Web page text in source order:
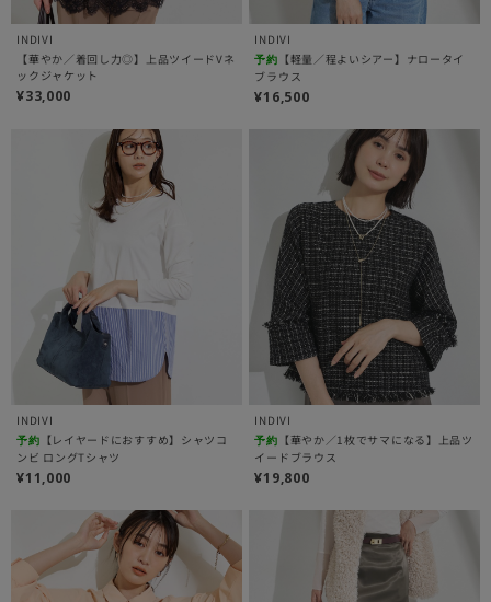
INDIVI
【華やか／着回し力◎】上品ツイードVネ
ックジャケット
¥33,000
INDIVI
予約 【軽量／程よいシアー】ナロータイ
ブラウス
¥16,500
INDIVI
予約 【レイヤードにおすすめ】シャツコ
ンビ ロングTシャツ
¥11,000
INDIVI
予約 【華やか／1枚でサマになる】上品ツ
イードブラウス
¥19,800